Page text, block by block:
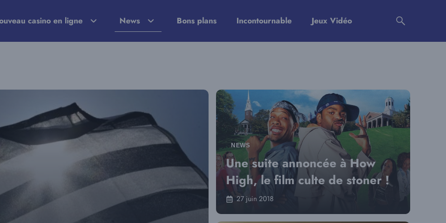
casino en ligne News Bons plans Incontournable Jeux Vidéo
NEWS
Une suite annoncée à How
High, le film culte de stoner !
27 juin 2018